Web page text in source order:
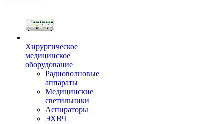
Хирургическое
медицинское
оборудование
Радиоволновые
аппараты
Медицинские
светильники
Аспираторы
ЭХВЧ